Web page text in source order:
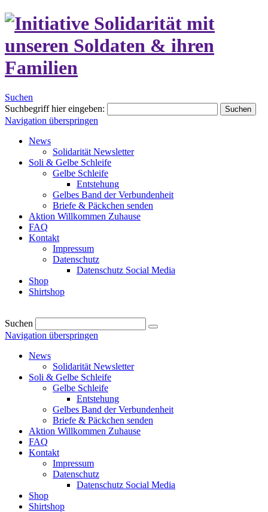
Suchen
Suchbegriff hier eingeben:
Suchen
Navigation überspringen
News
Solidarität Newsletter
Soli & Gelbe Schleife
Gelbe Schleife
Entstehung
Gelbes Band der Verbundenheit
Briefe & Päckchen senden
Aktion Willkommen Zuhause
FAQ
Kontakt
Impressum
Datenschutz
Datenschutz Social Media
Shop
Shirtshop
Suchen
Navigation überspringen
News
Solidarität Newsletter
Soli & Gelbe Schleife
Gelbe Schleife
Entstehung
Gelbes Band der Verbundenheit
Briefe & Päckchen senden
Aktion Willkommen Zuhause
FAQ
Kontakt
Impressum
Datenschutz
Datenschutz Social Media
Shop
Shirtshop